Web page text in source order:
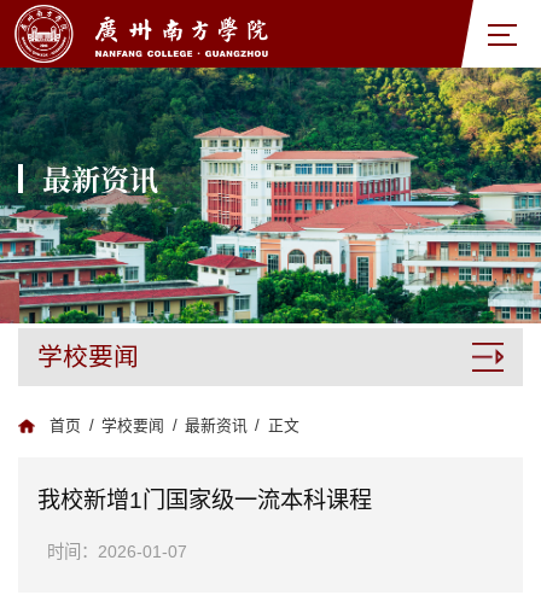
最新资讯
学校要闻
首页 / 学校要闻 / 最新资讯 / 正文
我校新增1门国家级一流本科课程
时间：2026-01-07